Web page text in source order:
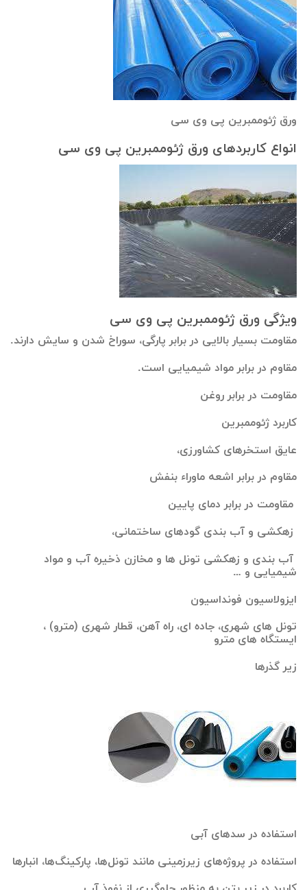
ورق ژئوممبرین پی وی سی
انواع کاربردهای ورق ژئوممبرین پی وی سی
ویژگی ورق ژئوممبرین پی وی سی
مقاومت بسیار بالایی در برابر پارگی، سوراخ شدن و سایش دارند.
مقاوم در برابر مواد شیمیایی است.
مقاومت در برابر روغن
کاربرد ژئوممبرین
عایق استخرهای کشاورزی،
مقاوم در برابر اشعه ماوراء بنفش
مقاومت در برابر دمای پایین
زهکشی و آب بندی گودهای ساختمانی،
آب بندی و زهکشی تونل ها و مخازن ذخیره آب و مواد
شیمیایی و …
ایزولاسیون فونداسیون
تونل های شهری، جاده ای، راه آهن، قطار شهری (مترو) ،
ایستگاه های مترو
زیر گذرها
استفاده در سدهای آبی
استفاده در پروژه‌‌های زیرزمینی مانند تونل‌‌ها، پارکینگ‌‌ها، انبارها